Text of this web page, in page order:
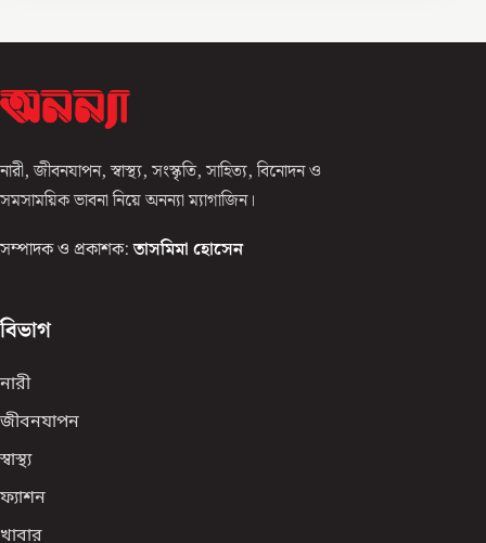
নারী, জীবনযাপন, স্বাস্থ্য, সংস্কৃতি, সাহিত্য, বিনোদন ও
সমসাময়িক ভাবনা নিয়ে অনন্যা ম্যাগাজিন।
সম্পাদক ও প্রকাশক: তাসমিমা হোসেন
বিভাগ
নারী
জীবনযাপন
স্বাস্থ্য
ফ্যাশন
খাবার